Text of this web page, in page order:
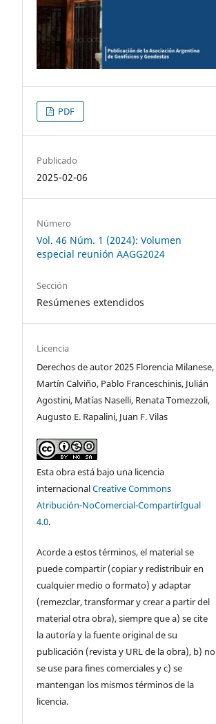
PDF
Publicado
2025-02-06
Número
Vol. 46 Núm. 1 (2024): Volumen
especial reunión AAGG2024
Sección
Resúmenes extendidos
Licencia
Derechos de autor 2025 Florencia Milanese,
Martín Calviño, Pablo Franceschinis, Julián
Agostini, Matías Naselli, Renata Tomezzoli,
Augusto E. Rapalini, Juan F. Vilas
Esta obra está bajo una licencia
internacionalCreative Commons
Atribución-NoComercial-CompartirIgual
4.0.
Acorde a estos términos, el material se
puede compartir (copiar y redistribuir en
cualquier medio o formato) y adaptar
(remezclar, transformar y crear a partir del
material otra obra), siempre que a) se cite
la autoría y la fuente original de su
publicación (revista y URL de la obra), b) no
se use para fines comerciales y c) se
mantengan los mismos términos de la
licencia.